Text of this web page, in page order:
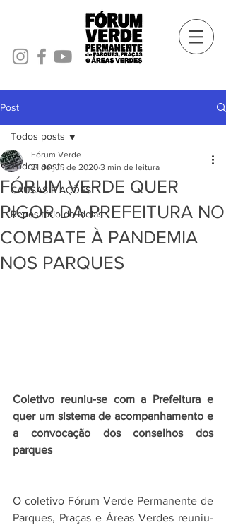
Post
Todos posts
CAUSAS E AÇÕES
Repositório de Ideias
Todos posts
FÓRUM VERDE QUER
RIGOR DA PREFEITURA NO
COMBATE À PANDEMIA
NOS PARQUES
Fórum Verde
21 de jul. de 2020 3 min de leitura
Coletivo reuniu-se com a Prefeitura e
quer um sistema de acompanhamento e
a convocação dos conselhos dos
parques
O coletivo Fórum Verde Permanente de
Parques, Praças e Áreas Verdes reuniu-